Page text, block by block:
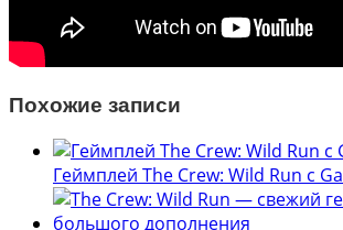
Похожие записи
Геймплей The Crew: Wild Run с